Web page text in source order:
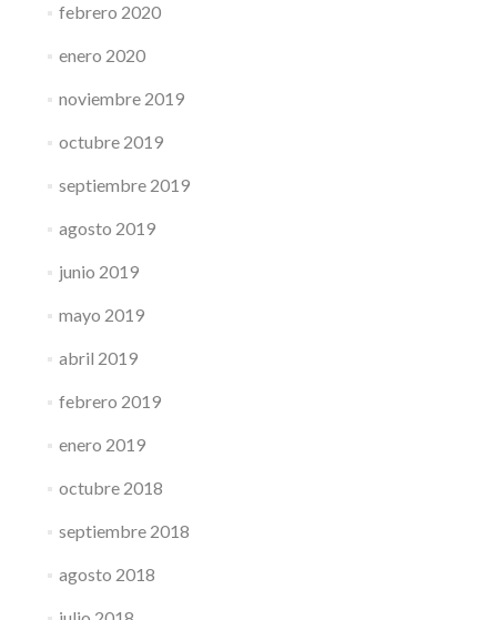
febrero 2020
enero 2020
noviembre 2019
octubre 2019
septiembre 2019
agosto 2019
junio 2019
mayo 2019
abril 2019
febrero 2019
enero 2019
octubre 2018
septiembre 2018
agosto 2018